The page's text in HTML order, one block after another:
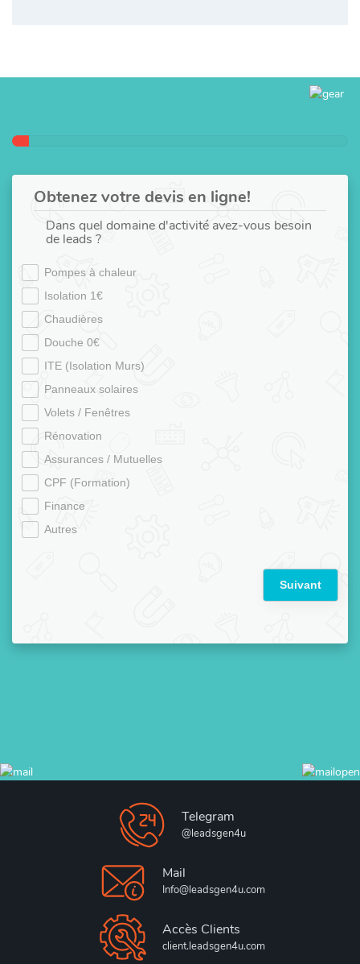
Obtenez votre devis en ligne!
Dans quel domaine d'activité avez-vous besoin
de leads ?
Pompes à chaleur
Isolation 1€
Chaudières
Douche 0€
ITE (Isolation Murs)
Panneaux solaires
Volets / Fenêtres
Rénovation
Assurances / Mutuelles
CPF (Formation)
Finance
Autres
Suivant
Telegram
@leadsgen4u
Mail
Info@leadsgen4u.com
Accès Clients
client.leadsgen4u.com